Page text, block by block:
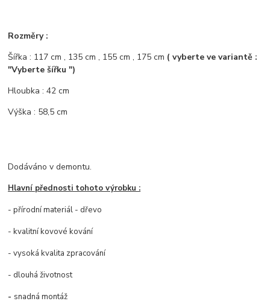
Rozměry :
Šířka : 117 cm , 135 cm , 155 cm , 175 cm ( vyberte ve variantě :
"Vyberte šířku ")
Hloubka : 42 cm
Výška : 58,5 cm
Dodáváno v demontu.
Hlavní přednosti tohoto výrobku :
- přírodní materiál - dřevo
- kvalitní kovové kování
- vysoká kvalita zpracování
- dlouhá životnost
- snadná montáž